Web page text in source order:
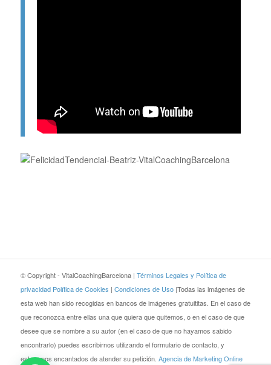
© Copyright - VitalCoachingBarcelona | Términos Legales y Política de
privacidad Política de Cookies | Condiciones de Uso |Todas las imágenes de
esta web han sido recogidas en bancos de imágenes gratuititas. En el caso de
que reconozca entre ellas una que quiera que quitemos, o en el caso de que
desee que se nombre a su autor (en el caso de que no hayamos sabido
encontrarlo) puedes escribirnos utilizando el formulario de contacto, y
estaremos encantados de atender su petición. Agencia de Marketing Online